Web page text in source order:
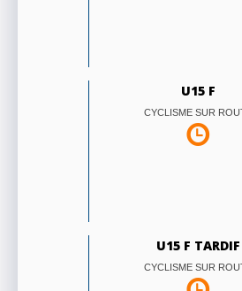
U15 F
CYCLISME SUR
U15 F TARDIF
CYCLISME SUR